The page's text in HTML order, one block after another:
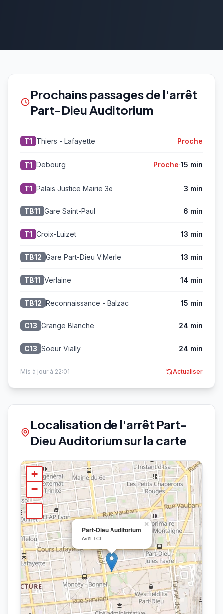
Prochains passages de l'arrêt
Part-Dieu Auditorium
T1 Thiers - Lafayette Proche
T1 Debourg Proche·15 min
T1 Palais Justice Mairie 3e 3 min
TB11 Gare Saint-Paul 6 min
T1 Croix-Luizet 13 min
TB12 Gare Part-Dieu V.Merle 13 min
TB11 Verlaine 14 min
TB12 Reconnaissance - Balzac 15 min
C13 Grange Blanche 24 min
C13 Soeur Vially 24 min
Mis à jour à 22:01 Actualiser
Localisation de l'arrêt Part-
Dieu Auditorium sur la carte
Part-Dieu Auditorium
Arrêt TCL
×
+
−